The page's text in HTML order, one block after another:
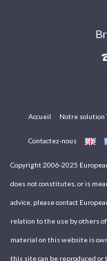
Accueil Notre solution
Contactez-nous
Copyright 2006-2025
does not constitutes, or is
advice, please contact
relation to the use by others
material on this website is
this site can be reproduced